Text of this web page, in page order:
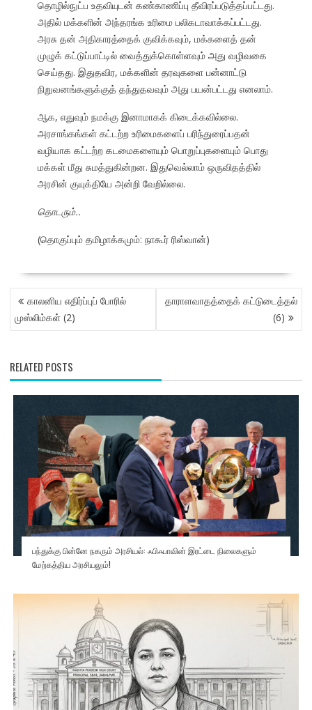
தொழில்நுட்ப உதவியுடன் கண்காணிப்பு தீவிரப்படுத்தப்பட்டது.
அதில் மக்களின் அந்தரங்க உரிமை பலிகடாவாக்கப்பட்டது.
அரசு தன் அதிகாரத்தைக் குவிக்கவும், மக்களைத் தன்
முழுக் கட்டுப்பாட்டில் வைத்துக்கொள்ளவும் அது வழிவகை
செய்தது. இதுதவிர, மக்களின் தரவுகளை பன்னாட்டு
நிறுவனங்களுக்குத் தந்துதவவும் அது பயன்பட்டது எனலாம்.
ஆக, எதுவும் நமக்கு இனாமாகக் கிடைக்கவில்லை.
அரசாங்கங்கள் கட்டற்ற உரிமைகளைப் பரிந்துரைப்பதன்
வழியாக கட்டற்ற கடமைகளையும் பொறுப்புகளையும் பொது
மக்கள் மீது சுமத்துகின்றன. இதுவெல்லாம் ஒருவிதத்தில்
அரசின் குயுக்தியே அன்றி வேறில்லை.
தொடரும்..
(தொகுப்பும் தமிழாக்கமும்: நாகூர் ரிஸ்வான்)
POST
NAVIGATION
காலனிய எதிர்ப்புப் போரில்
முஸ்லிம்கள் (2)
தாராளவாதத்தைக் கட்டுடைத்தல்
(6)
RELATED POSTS
பந்துக்கு பின்னே நகரும் அரசியல்: ஃபிஃபாவின் இரட்டை நிலைகளும்
மேற்கத்திய அரசியலும்!